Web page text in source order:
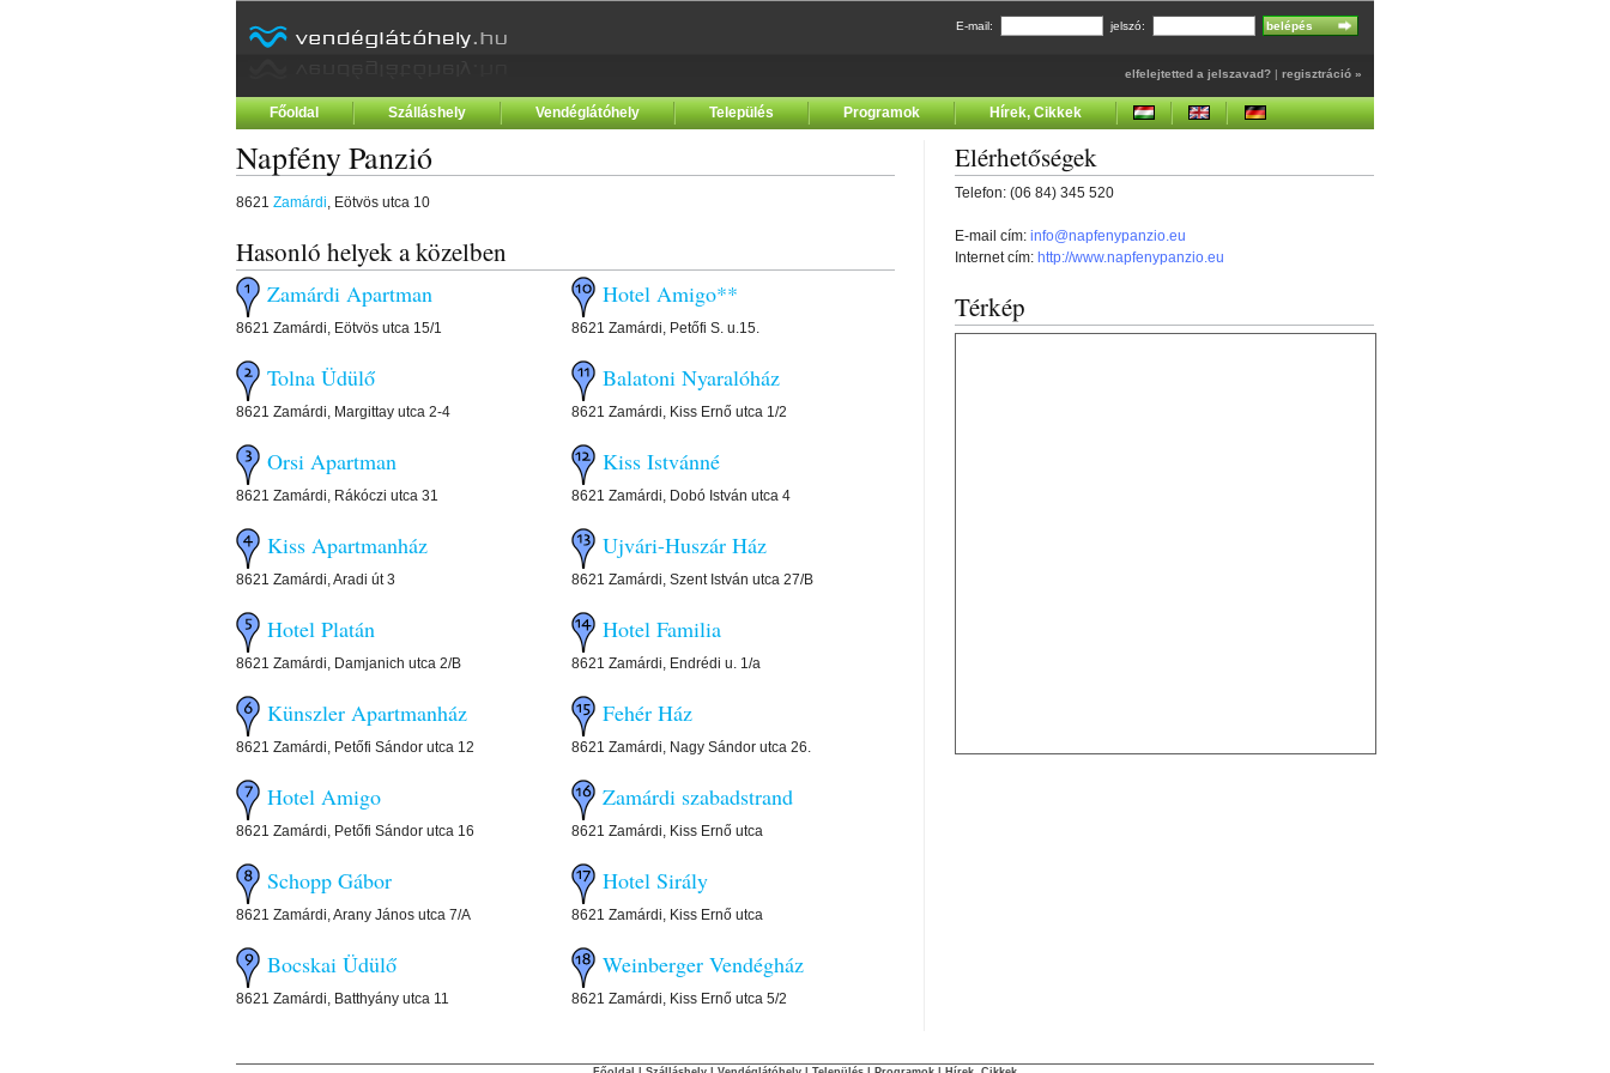
E-mail: jelszó:
elfelejtetted a jelszavad? | regisztráció »
Főoldal Szálláshely Vendéglátóhely Település Programok Hírek, Cikkek
Napfény Panzió
8621 Zamárdi, Eötvös utca 10
Hasonló helyek a közelben
Zamárdi Apartman
8621 Zamárdi, Eötvös utca 15/1
Tolna Üdülő
8621 Zamárdi, Margittay utca 2-4
Orsi Apartman
8621 Zamárdi, Rákóczi utca 31
Kiss Apartmanház
8621 Zamárdi, Aradi út 3
Hotel Platán
8621 Zamárdi, Damjanich utca 2/B
Künszler Apartmanház
8621 Zamárdi, Petőfi Sándor utca 12
Hotel Amigo
8621 Zamárdi, Petőfi Sándor utca 16
Schopp Gábor
8621 Zamárdi, Arany János utca 7/A
Bocskai Üdülő
8621 Zamárdi, Batthyány utca 11
Hotel Amigo**
8621 Zamárdi, Petőfi S. u.15.
Balatoni Nyaralóház
8621 Zamárdi, Kiss Ernő utca 1/2
Kiss Istvánné
8621 Zamárdi, Dobó István utca 4
Ujvári-Huszár Ház
8621 Zamárdi, Szent István utca 27/B
Hotel Familia
8621 Zamárdi, Endrédi u. 1/a
Fehér Ház
8621 Zamárdi, Nagy Sándor utca 26.
Zamárdi szabadstrand
8621 Zamárdi, Kiss Ernő utca
Hotel Sirály
8621 Zamárdi, Kiss Ernő utca
Weinberger Vendégház
8621 Zamárdi, Kiss Ernő utca 5/2
Elérhetőségek
Telefon: (06 84) 345 520
E-mail cím: info@napfenypanzio.eu
Internet cím: http://www.napfenypanzio.eu
Térkép